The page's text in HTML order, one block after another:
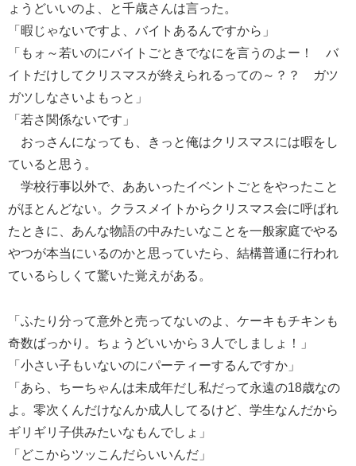
ょうどいいのよ、と千歳さんは言った。
「暇じゃないですよ、バイトあるんですから」
「もォ～若いのにバイトごときでなにを言うのよー！ バ
イトだけしてクリスマスが終えられるっての～？？ ガツ
ガツしなさいよもっと」
「若さ関係ないです」
おっさんになっても、きっと俺はクリスマスには暇をし
ていると思う。
学校行事以外で、ああいったイベントごとをやったこと
がほとんどない。クラスメイトからクリスマス会に呼ばれ
たときに、あんな物語の中みたいなことを一般家庭でやる
やつが本当にいるのかと思っていたら、結構普通に行われ
ているらしくて驚いた覚えがある。
「ふたり分って意外と売ってないのよ、ケーキもチキンも
奇数ばっかり。ちょうどいいから３人でしましょ！」
「小さい子もいないのにパーティーするんですか」
「あら、ちーちゃんは未成年だし私だって永遠の18歳なの
よ。零次くんだけなんか成人してるけど、学生なんだから
ギリギリ子供みたいなもんでしょ」
「どこからツッこんだらいいんだ」